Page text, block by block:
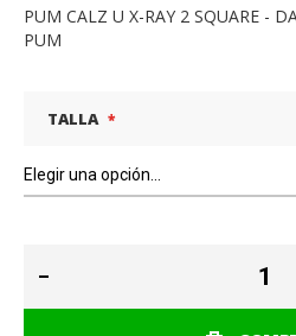
PUM CALZ U X-RAY 2 SQUARE -
PUM
TALLA